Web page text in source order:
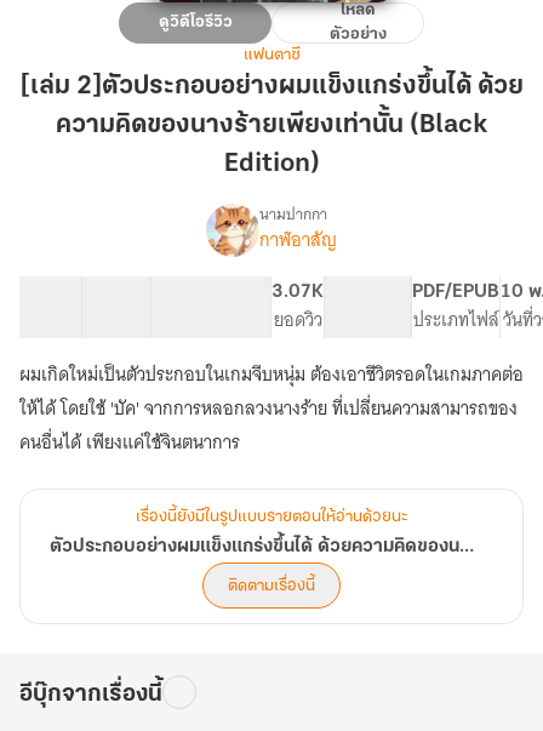
[เล่ม
2]ตัวประกอบ
อย่าง
แข็งแกร่ง
คิด
นาง
ร้าย
(Black
Edition)
ดูวิดีโอรีวิว
โหลด
ตัวอย่าง
แฟนตาซี
[เล่ม 2]ตัวประกอบอย่างผมแข็งแกร่งขึ้นได้ ด้วย
ความคิดของนางร้ายเพียงเท่านั้น (Black
Edition)
เรื่อง
ตัวประกอบ
อย่าง
ผม
แข็งแกร่ง
ขึ้น
ได้
ด้วย
นาง
ร้าย
เพียง
เท่านั้น
นามปากกา
กาฬอาสัญ
3.07K
ยอดวิว
PDF/EPUB
ประเภทไฟล์
10
วันที่
ผมเกิดใหม่เป็นตัวประกอบในเกมจีบหนุ่ม ต้องเอาชีวิตรอดในเกมภาคต่อ
ให้ได้ โดยใช้ 'บัค' จากการหลอกลวงนางร้าย ที่เปลี่ยนความสามารถของ
คนอื่นได้ เพียงแค่ใช้จินตนาการ
เรื่องนี้ยังมีในรูปแบบรายตอนให้อ่านด้วยนะ
ตัวประกอบอย่างผมแข็งแกร่งขึ้นได้ ด้วยความคิดของนางร้ายเพียงเท่านั้น
ติดตามเรื่องนี้
อีบุ๊กจากเรื่องนี้